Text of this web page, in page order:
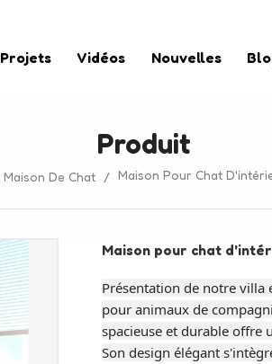
Projets Vidéos Nouvelles
Produit
Maison De Chat / Maison Pour Chat
Maison pour chat
Présentation de notre villa
pour animaux de
spacieuse et durable offre
Son design élégant